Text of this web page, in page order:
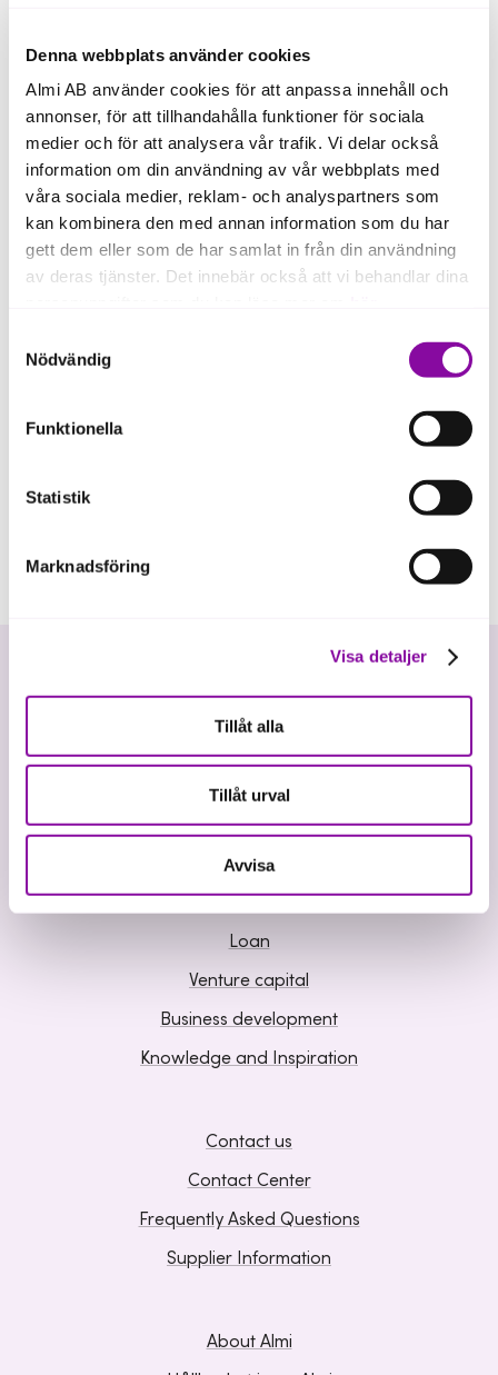
Denna webbplats använder cookies
Almi AB använder cookies för att anpassa innehåll och
annonser, för att tillhandahålla funktioner för sociala
medier och för att analysera vår trafik. Vi delar också
information om din användning av vår webbplats med
våra sociala medier, reklam- och analyspartners som
kan kombinera den med annan information som du har
gett dem eller som de har samlat in från din användning
av deras tjänster. Det innebär också att vi behandlar dina
Om du klickar på avvisa kommer användning av kakor
eller delning av information enligt ovan, inte att ske,
förutom för kakor som är nödvändiga för att hemsidan
ska fungera se mer under inställningar.
Nödvändig
Funktionella
Statistik
Marknadsföring
Visa detaljer
Tillåt alla
Tillåt urval
Avvisa
Who can apply for Export Loan from Almi?
You can apply for Export Loan if you run a company
registered in Sweden and want to grow internationally.
The loan is aimed at small and medium-sized enterprises
with ambitions to enter new markets.
We invest in sustainable growth.
Loan
Venture capital
Business development
Knowledge and Inspiration
Contact us
Contact Center
Frequently Asked Questions
Supplier Information
About Almi